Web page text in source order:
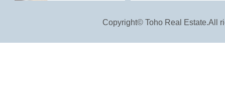
Copyright© Toho Real Estate.All